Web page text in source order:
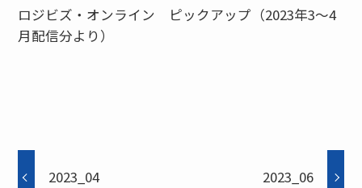
ロジビズ・オンライン ピックアップ（2023年3〜4
月配信分より）
2023_04 2023_06